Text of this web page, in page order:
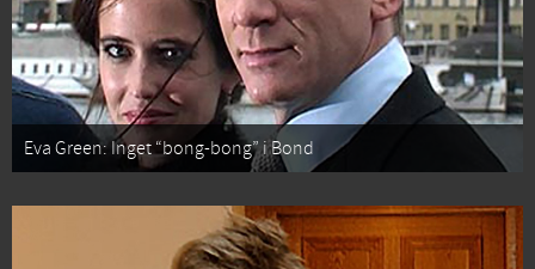
Eva Green: Inget “bong-bong” i Bond